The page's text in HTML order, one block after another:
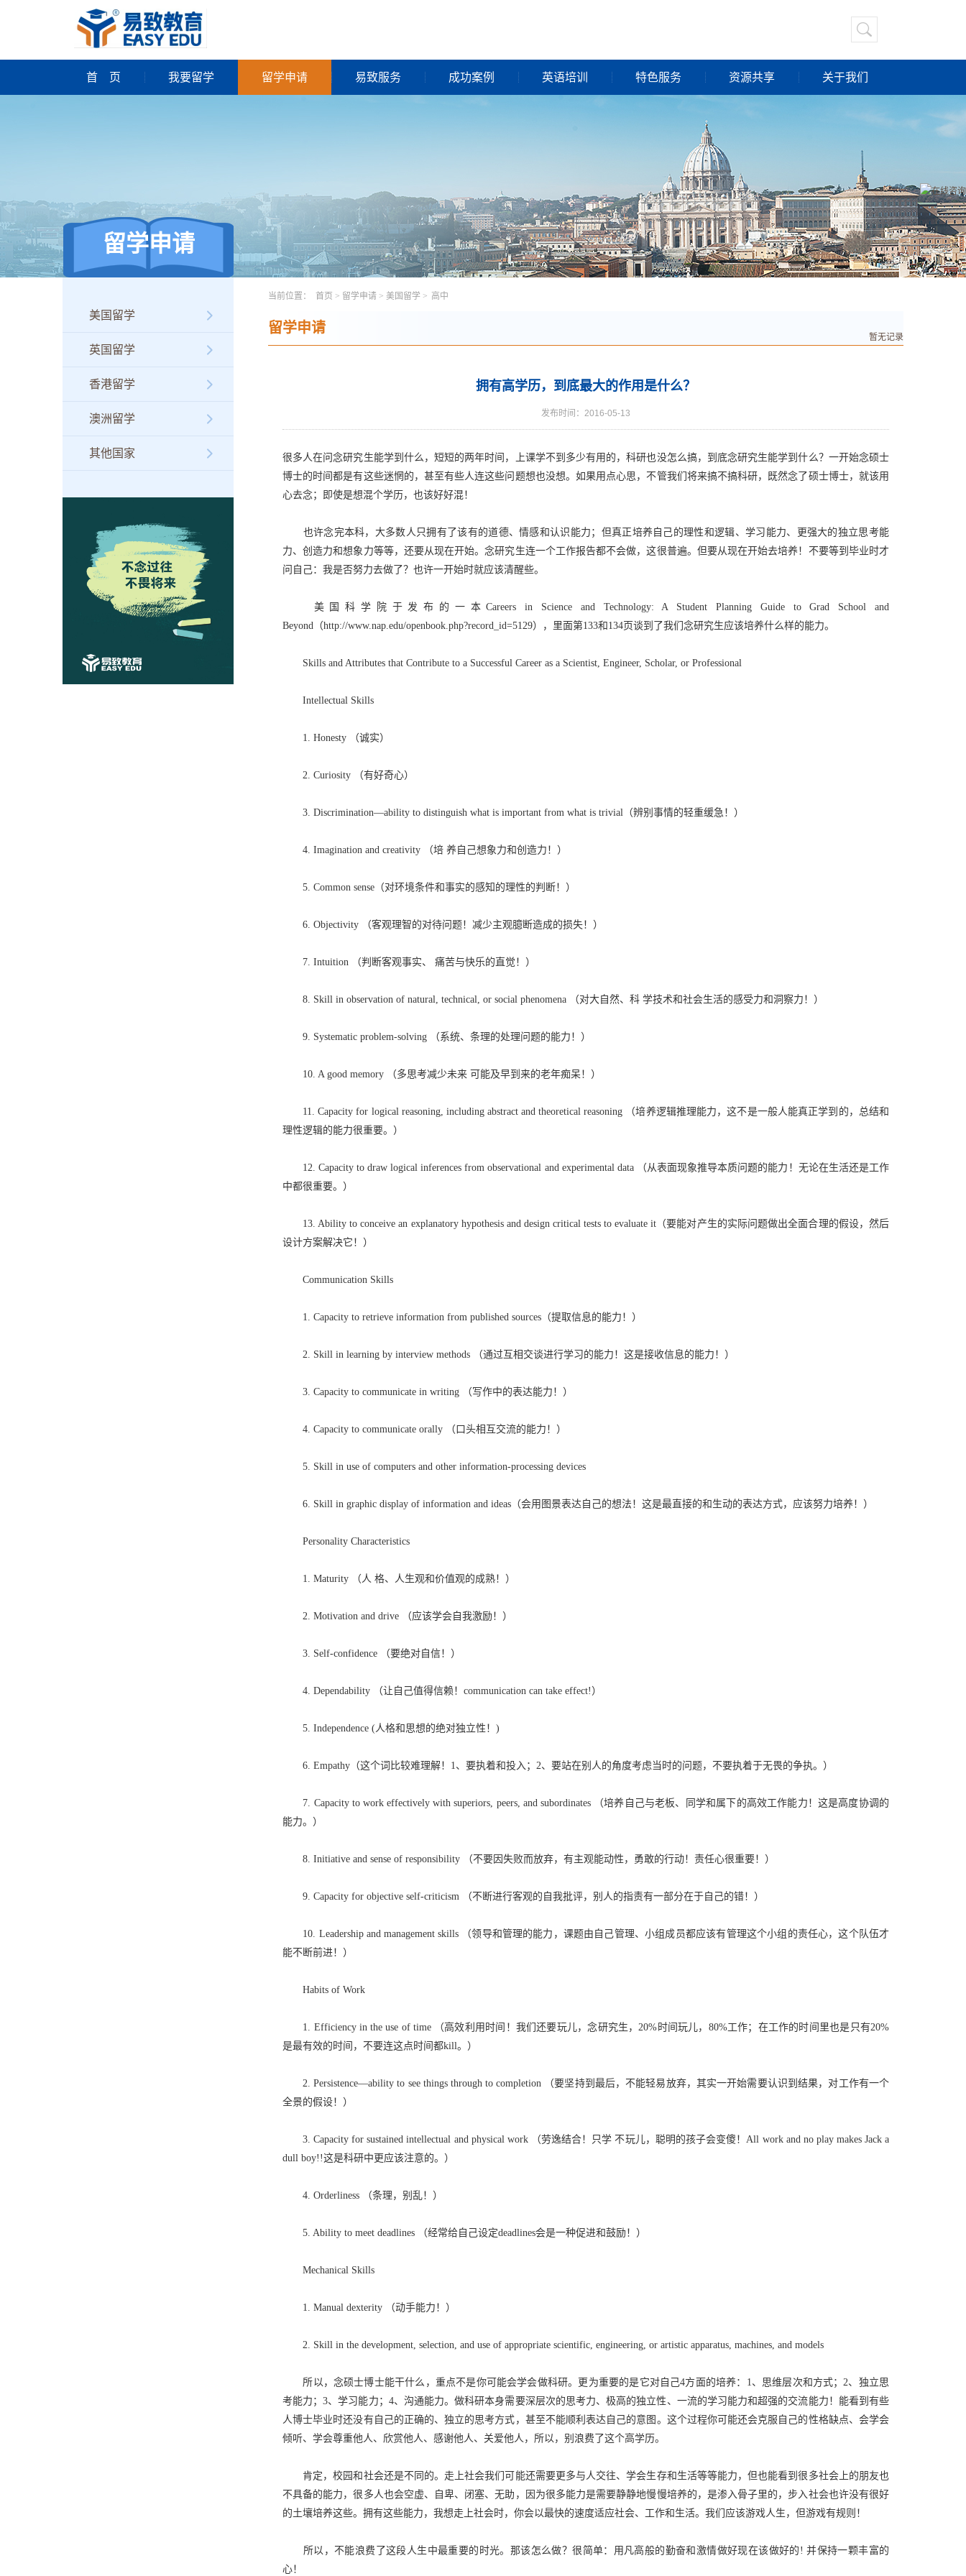
首 页 我要留学 留学申请 易致服务 成功案例 英语培训 特色服务 资源共享 关于我们
留学申请
美国留学
英国留学
香港留学
澳洲留学
其他国家
当前位置： 首页 > 留学申请 > 美国留学 > 高中
留学申请
暂无记录
拥有高学历，到底最大的作用是什么？
发布时间：2016-05-13
很多人在问念研究生能学到什么，短短的两年时间，上课学不到多少有用的，科研也没怎么搞，到底念研究生能学到什么？一开始念硕士
博士的时间都是有这些迷惘的，甚至有些人连这些问题想也没想。如果用点心思，不管我们将来搞不搞科研，既然念了硕士博士，就该用
心去念；即使是想混个学历，也该好好混！
也许念完本科，大多数人只拥有了该有的道德、情感和认识能力；但真正培养自己的理性和逻辑、学习能力、更强大的独立思考能
力、创造力和想象力等等，还要从现在开始。念研究生连一个工作报告都不会做，这很普遍。但要从现在开始去培养！不要等到毕业时才
问自己：我是否努力去做了？也许一开始时就应该清醒些。
美国科学院于发布的一本Careers in Science and Technology: A Student Planning Guide to Grad School and
Beyond（http://www.nap.edu/openbook.php?record_id=5129），里面第133和134页谈到了我们念研究生应该培养什么样的能力。
Skills and Attributes that Contribute to a Successful Career as a Scientist, Engineer, Scholar, or Professional
Intellectual Skills
1. Honesty （诚实）
2. Curiosity （有好奇心）
3. Discrimination—ability to distinguish what is important from what is trivial（辨别事情的轻重缓急！）
4. Imagination and creativity （培 养自己想象力和创造力！）
5. Common sense（对环境条件和事实的感知的理性的判断！）
6. Objectivity （客观理智的对待问题！减少主观臆断造成的损失！）
7. Intuition （判断客观事实、 痛苦与快乐的直觉！）
8. Skill in observation of natural, technical, or social phenomena （对大自然、科 学技术和社会生活的感受力和洞察力！）
9. Systematic problem-solving （系统、条理的处理问题的能力！）
10. A good memory （多思考减少未来 可能及早到来的老年痴呆！）
11. Capacity for logical reasoning, including abstract and theoretical reasoning （培养逻辑推理能力，这不是一般人能真正学到的，总结和
理性逻辑的能力很重要。）
12. Capacity to draw logical inferences from observational and experimental data （从表面现象推导本质问题的能力！无论在生活还是工作
中都很重要。）
13. Ability to conceive an explanatory hypothesis and design critical tests to evaluate it（要能对产生的实际问题做出全面合理的假设，然后
设计方案解决它！）
Communication Skills
1. Capacity to retrieve information from published sources（提取信息的能力！）
2. Skill in learning by interview methods （通过互相交谈进行学习的能力！这是接收信息的能力！）
3. Capacity to communicate in writing （写作中的表达能力！）
4. Capacity to communicate orally （口头相互交流的能力！）
5. Skill in use of computers and other information-processing devices
6. Skill in graphic display of information and ideas（会用图景表达自己的想法！这是最直接的和生动的表达方式，应该努力培养！）
Personality Characteristics
1. Maturity （人 格、人生观和价值观的成熟！）
2. Motivation and drive （应该学会自我激励！）
3. Self-confidence （要绝对自信！）
4. Dependability （让自己值得信赖！communication can take effect!）
5. Independence (人格和思想的绝对独立性！)
6. Empathy（这个词比较难理解！1、要执着和投入；2、要站在别人的角度考虑当时的问题，不要执着于无畏的争执。）
7. Capacity to work effectively with superiors, peers, and subordinates （培养自己与老板、同学和属下的高效工作能力！这是高度协调的
能力。）
8. Initiative and sense of responsibility （不要因失败而放弃，有主观能动性，勇敢的行动！责任心很重要！）
9. Capacity for objective self-criticism （不断进行客观的自我批评，别人的指责有一部分在于自己的错！）
10. Leadership and management skills （领导和管理的能力，课题由自己管理、小组成员都应该有管理这个小组的责任心，这个队伍才
能不断前进！）
Habits of Work
1. Efficiency in the use of time （高效利用时间！我们还要玩儿，念研究生，20%时间玩儿，80%工作；在工作的时间里也是只有20%
是最有效的时间，不要连这点时间都kill。）
2. Persistence—ability to see things through to completion （要坚持到最后，不能轻易放弃，其实一开始需要认识到结果，对工作有一个
全景的假设！）
3. Capacity for sustained intellectual and physical work （劳逸结合！只学 不玩儿，聪明的孩子会变傻！All work and no play makes Jack a
dull boy!!这是科研中更应该注意的。）
4. Orderliness （条理，别乱！）
5. Ability to meet deadlines （经常给自己设定deadlines会是一种促进和鼓励！）
Mechanical Skills
1. Manual dexterity （动手能力！）
2. Skill in the development, selection, and use of appropriate scientific, engineering, or artistic apparatus, machines, and models
所以，念硕士博士能干什么，重点不是你可能会学会做科研。更为重要的是它对自己4方面的培养：1、思维层次和方式；2、独立思
考能力；3、学习能力；4、沟通能力。做科研本身需要深层次的思考力、极高的独立性、一流的学习能力和超强的交流能力！能看到有些
人博士毕业时还没有自己的正确的、独立的思考方式，甚至不能顺利表达自己的意图。这个过程你可能还会克服自己的性格缺点、会学会
倾听、学会尊重他人、欣赏他人、感谢他人、关爱他人，所以，别浪费了这个高学历。
肯定，校园和社会还是不同的。走上社会我们可能还需要更多与人交往、学会生存和生活等等能力，但也能看到很多社会上的朋友也
不具备的能力，很多人也会空虚、自卑、闭塞、无助，因为很多能力是需要静静地慢慢培养的，是渗入骨子里的，步入社会也许没有很好
的土壤培养这些。拥有这些能力，我想走上社会时，你会以最快的速度适应社会、工作和生活。我们应该游戏人生，但游戏有规则！
所以 ，不能浪费了这段人生中最重要的时光。那该怎么做？很简单：用凡高般的勤奋和激情做好现在该做好的! 并保持一颗丰富的
心！